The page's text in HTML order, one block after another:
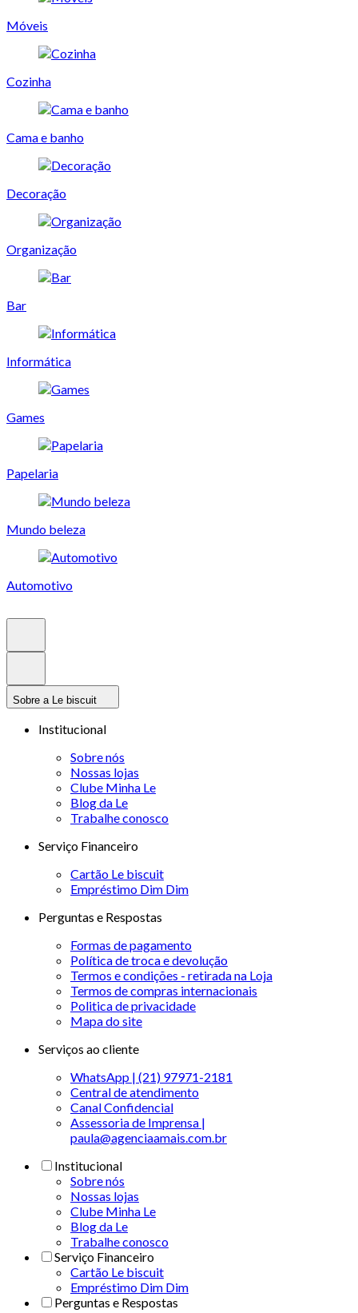
Móveis
Cozinha
Cama e banho
Decoração
Organização
Bar
Informática
Games
Papelaria
Mundo beleza
Automotivo
Sobre a Le biscuit
Institucional
Sobre nós
Nossas lojas
Clube Minha Le
Blog da Le
Trabalhe conosco
Serviço Financeiro
Cartão Le biscuit
Empréstimo Dim Dim
Perguntas e Respostas
Formas de pagamento
Política de troca e devolução
Termos e condições - retirada na Loja
Termos de compras internacionais
Politica de privacidade
Mapa do site
Serviços ao cliente
WhatsApp | (21) 97971-2181
Central de atendimento
Canal Confidencial
Assessoria de Imprensa |
paula@agenciaamais.com.br
Institucional
Sobre nós
Nossas lojas
Clube Minha Le
Blog da Le
Trabalhe conosco
Serviço Financeiro
Cartão Le biscuit
Empréstimo Dim Dim
Perguntas e Respostas